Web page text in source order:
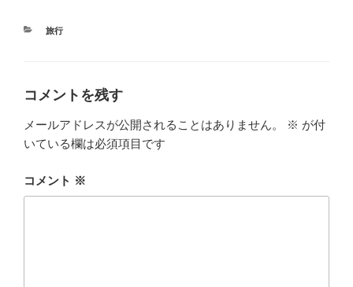
カ
旅行
コメントを残す
メールアドレスが公開されることはありません。 ※ が付
いている欄は必須項目です
コメント ※